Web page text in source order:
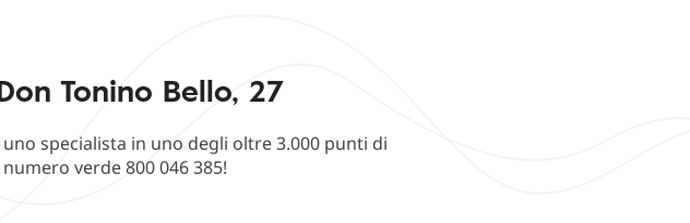
Tonino Bello, 27
specialista in uno degli oltre 3.000 punti di
verde 800 046 385!